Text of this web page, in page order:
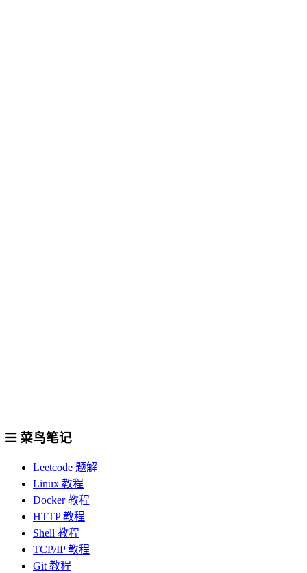
菜鸟笔记
Leetcode 题解
Linux 教程
Docker 教程
HTTP 教程
Shell 教程
TCP/IP 教程
Git 教程